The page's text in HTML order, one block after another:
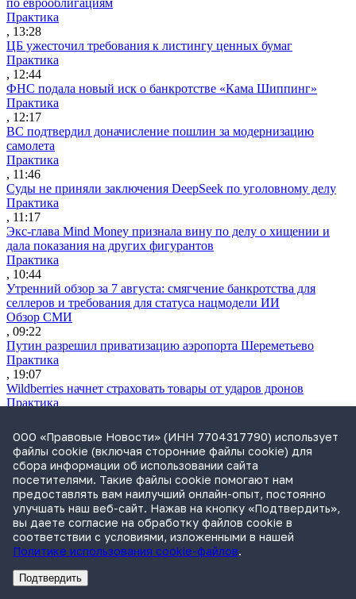
Практика
, 13:28
ЦБ ужесточил требования к листингу ценных бумаг
Практика
, 12:44
ФНС подала новый иск о банкротстве «Кама Шиппинг»
Практика
, 12:17
ВС подтвердил доначисление пошлин за модернизацию
самолета
Практика
, 11:46
Суды не приняли заключения DeepSeek по уголовному делу
Практика
, 11:17
Экс-глава Mind Money признала вину по делу о хищении и
дала показания на других фигурантов
Практика
, 10:44
Утренний обзор за 7 августа: смягчение банкротства для
селлеров и требования для статуса нацмодели ИИ
Обзор СМИ
, 09:22
Путин разрешил приватизацию аэропорта Шереметьево
Практика
, 19:07
Wildberries начнет страховать товары от ударов дронов
Практика
ВС уточнил, когда дело можно пересмотреть по вновь
открывшимся обстоятельствам
Практика
, 18:06
Росреестр предложил новый механизм оспаривания
кадастровой стоимости
Практика
, 18:00
Банк «Траст» погасит 797,3 млн руб. долга перед ФНС за
«Гема-Инвест»
Практика
, 17:51
ООО «Правовые Новости» (ИНН 7704317790) использует
файлы cookie (включая сторонние файлы cookie) для
сбора информации об использовании сайта
посетителями. Такие файлы cookie помогают нам
предоставлять вам наилучший онлайн-опыт, постоянно
улучшать наш веб-сайт. Нажав на кнопку «Подтвердить»,
вы даете согласие на обработку файлов cookie в
соответствии с условиями, изложенными в нашей
Политике использования cookie-файлов.
Подтвердить